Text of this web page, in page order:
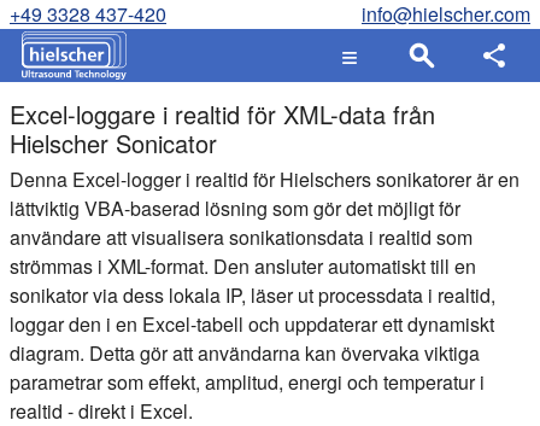
+49 3328 437-420 info@hielscher.com
Excel-loggare i realtid för XML-data från
Hielscher Sonicator
Denna Excel-logger i realtid för Hielschers sonikatorer är en
lättviktig VBA-baserad lösning som gör det möjligt för
användare att visualisera sonikationsdata i realtid som
strömmas i XML-format. Den ansluter automatiskt till en
sonikator via dess lokala IP, läser ut processdata i realtid,
loggar den i en Excel-tabell och uppdaterar ett dynamiskt
diagram. Detta gör att användarna kan övervaka viktiga
parametrar som effekt, amplitud, energi och temperatur i
realtid - direkt i Excel.